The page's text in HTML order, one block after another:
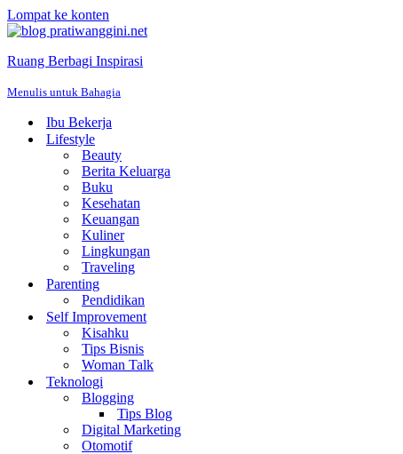
Lompat ke konten
Ruang Berbagi Inspirasi
Menulis untuk Bahagia
Ibu Bekerja
Lifestyle
Beauty
Berita Keluarga
Buku
Kesehatan
Keuangan
Kuliner
Lingkungan
Traveling
Parenting
Pendidikan
Self Improvement
Kisahku
Tips Bisnis
Woman Talk
Teknologi
Blogging
Tips Blog
Digital Marketing
Otomotif